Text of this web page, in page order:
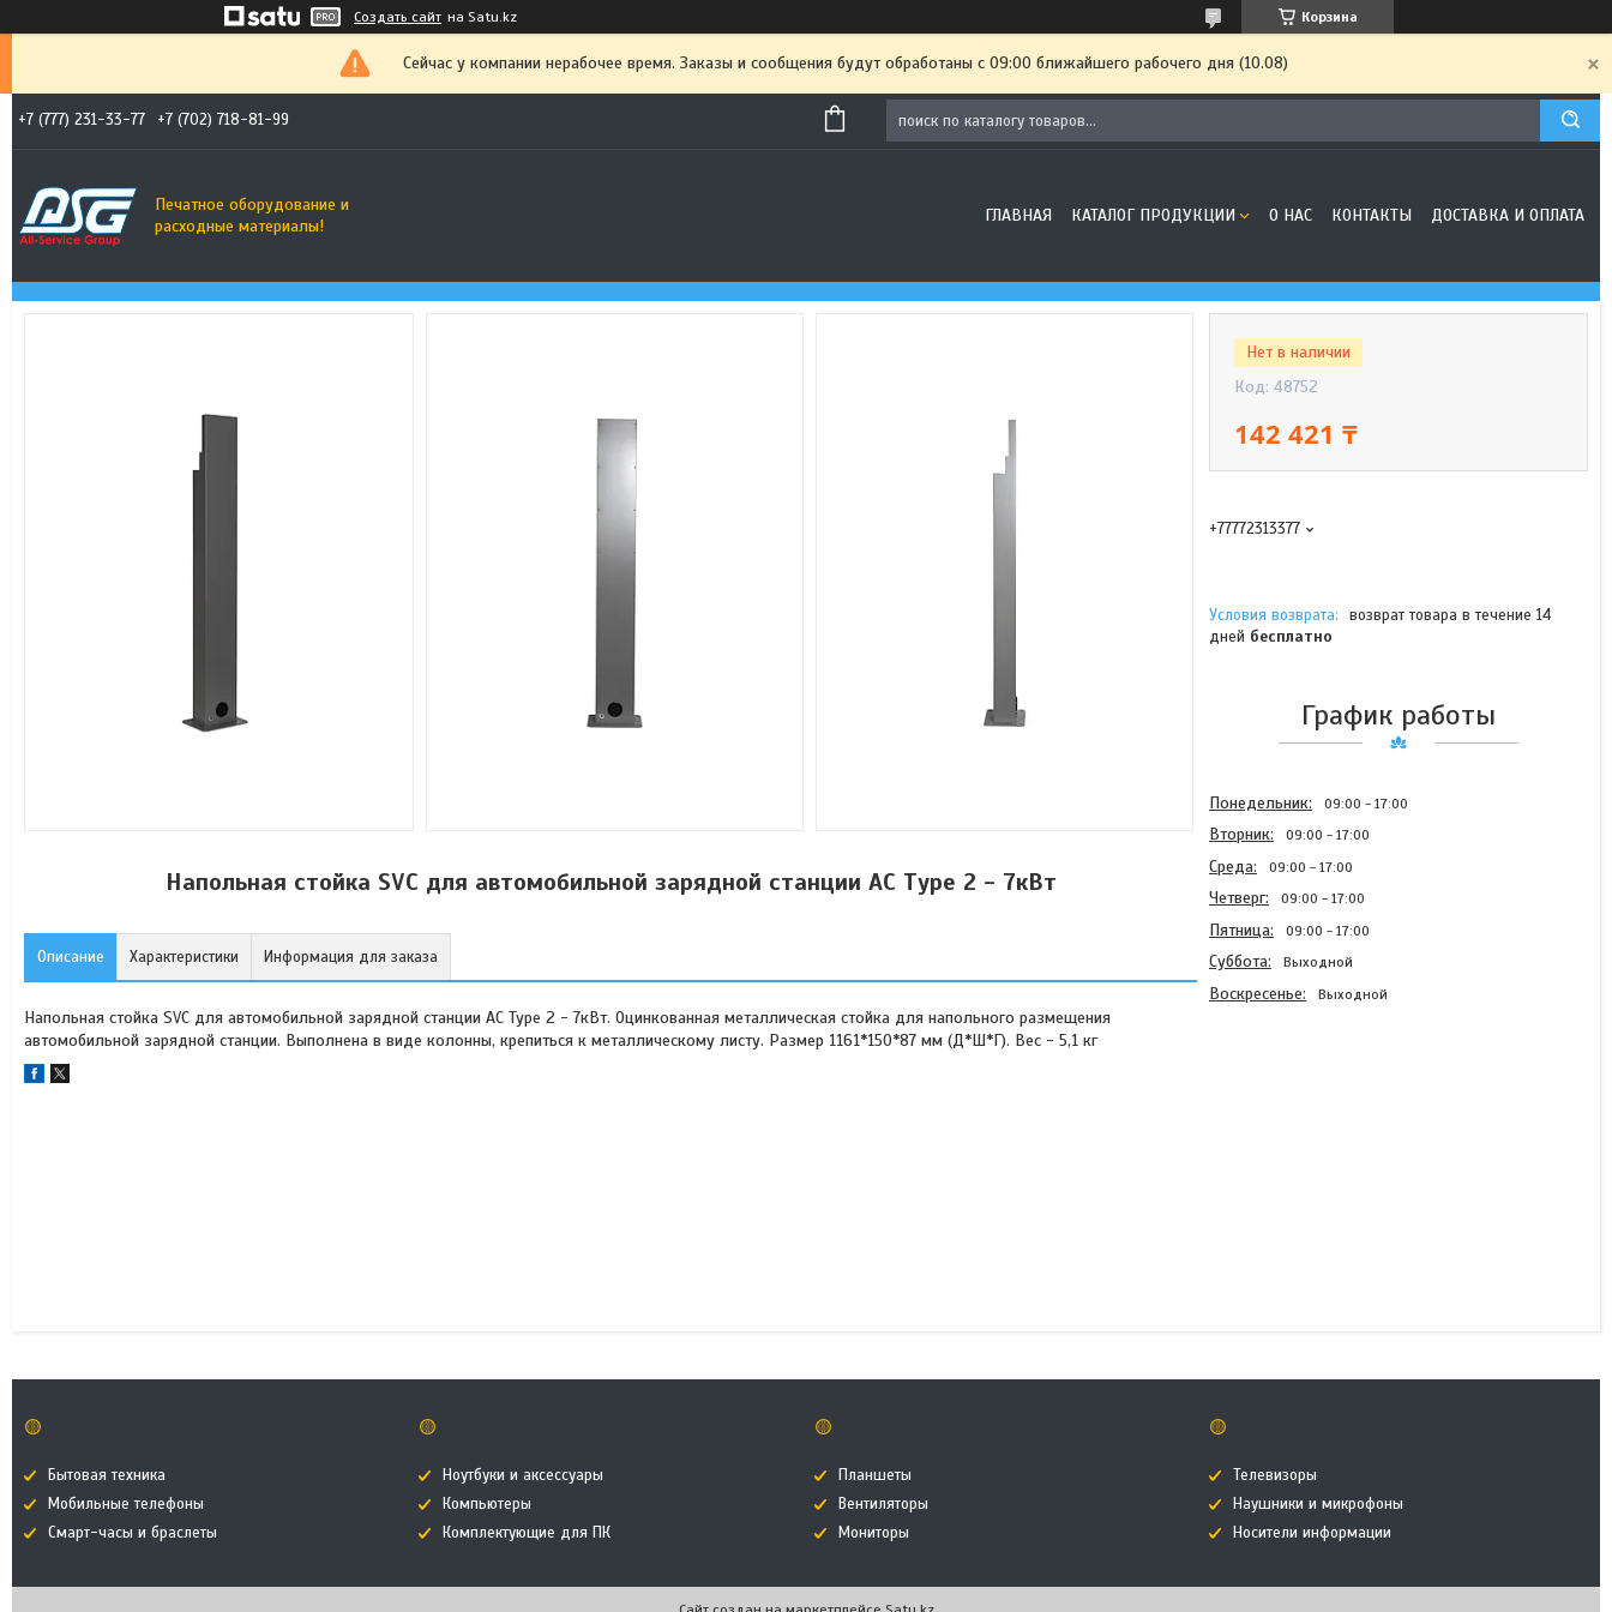
Создать сайт на Satu.kz Корзина
Сейчас у компании нерабочее время. Заказы и сообщения будут обработаны с 09:00 ближайшего рабочего дня (10.08)
+7 (777) 231-33-77 +7 (702) 718-81-99
Печатное оборудование и
расходные материалы!
ГЛАВНАЯ КАТАЛОГ ПРОДУКЦИИ О НАС КОНТАКТЫ ДОСТАВКА И ОПЛАТА
Напольная стойка SVC для автомобильной зарядной станции AC Тype 2 - 7кВт
Описание Характеристики Информация для заказа
Напольная стойка SVC для автомобильной зарядной станции AC Type 2 - 7кВт. Оцинкованная металлическая стойка для напольного размещения
автомобильной зарядной станции. Выполнена в виде колонны, крепиться к металлическому листу. Размер 1161*150*87 мм (Д*Ш*Г). Вес - 5,1 кг
Нет в наличии
Код: 48752
142 421 ₸
+77772313377
возврат товара в течение 14
дней бесплатно
График работы
Понедельник 09:00 17:00
Вторник 09:00 17:00
Среда 09:00 17:00
Четверг 09:00 17:00
Пятница 09:00 17:00
Суббота Выходной
Воскресенье Выходной
🟡
Бытовая техника
Мобильные телефоны
Смарт-часы и браслеты
🟡
Ноутбуки и аксессуары
Компьютеры
Комплектующие для ПК
🟡
Планшеты
Вентиляторы
Мониторы
🟡
Телевизоры
Наушники и микрофоны
Носители информации